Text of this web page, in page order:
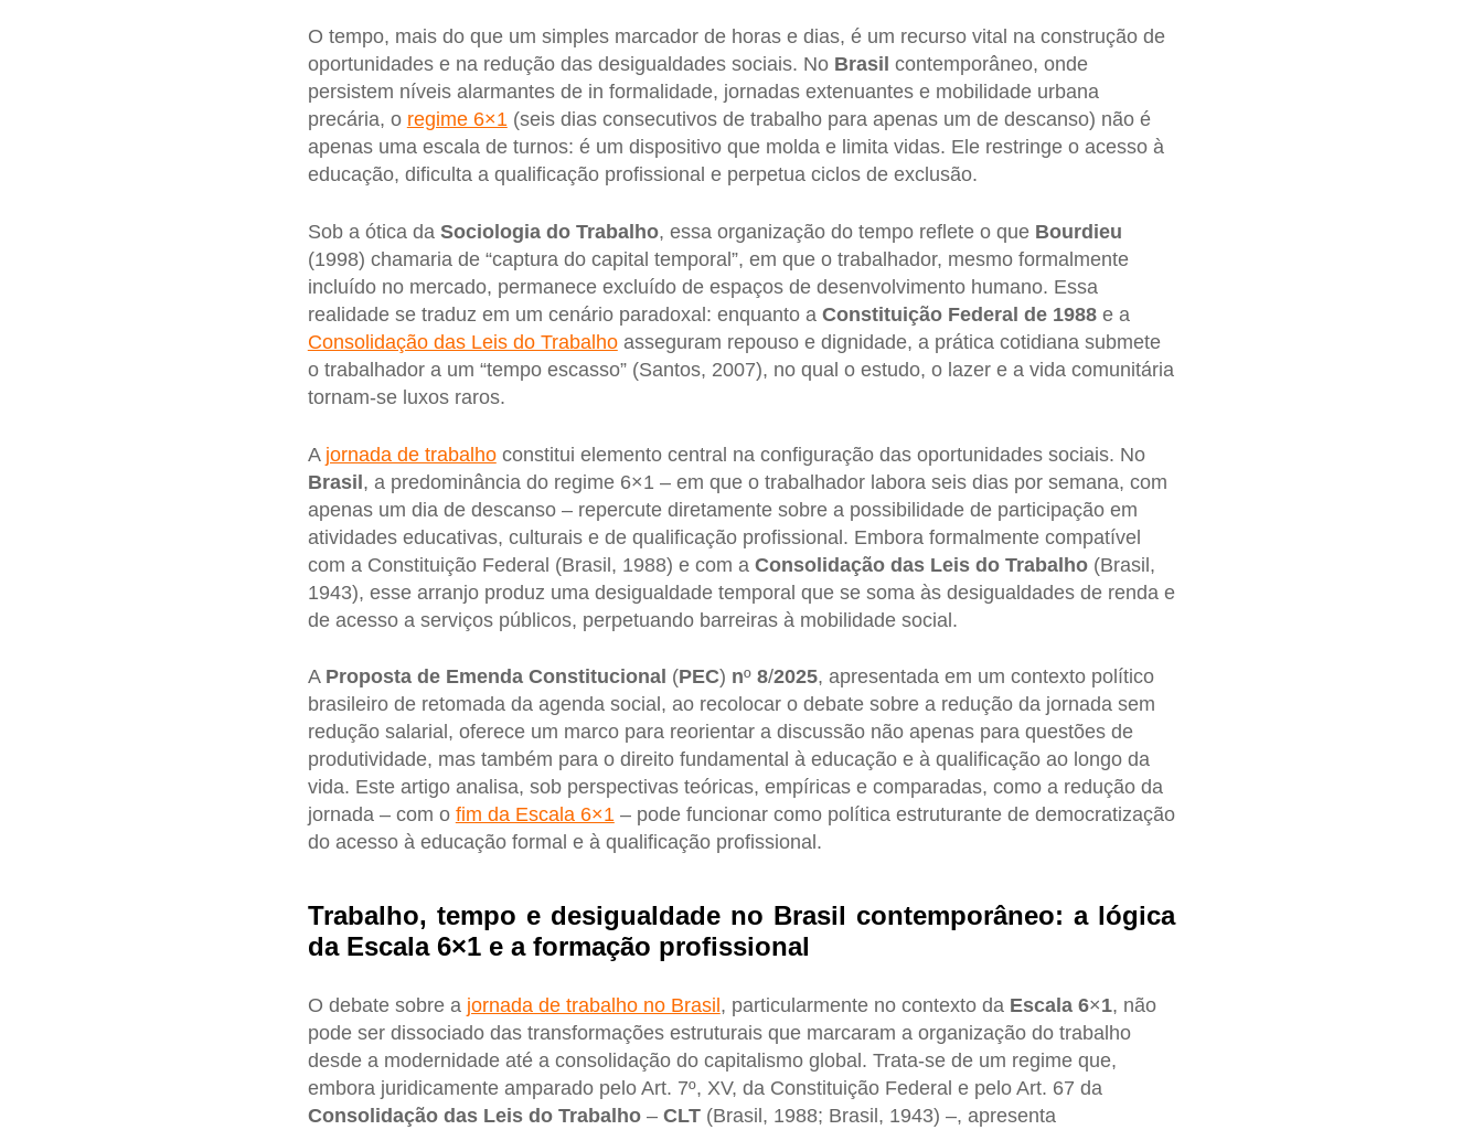
O tempo, mais do que um simples marcador de horas e dias, é um recurso vital na construção de
oportunidades e na redução das desigualdades sociais. No Brasil contemporâneo, onde
persistem níveis alarmantes de in formalidade, jornadas extenuantes e mobilidade urbana
precária, o regime 6×1(seis dias consecutivos de trabalho para apenas um de descanso) não é
apenas uma escala de turnos: é um dispositivo que molda e limita vidas. Ele restringe o acesso à
educação, dificulta a qualificação profissional e perpetua ciclos de exclusão.
Sob a ótica da Sociologia do Trabalho, essa organização do tempo reflete o que Bourdieu
(1998) chamaria de “captura do capital temporal”, em que o trabalhador, mesmo formalmente
incluído no mercado, permanece excluído de espaços de desenvolvimento humano. Essa
realidade se traduz em um cenário paradoxal: enquanto a Constituição Federal de 1988e a
Consolidação das Leis do Trabalhoasseguram repouso e dignidade, a prática cotidiana submete
o trabalhador a um “tempo escasso” (Santos, 2007), no qual o estudo, o lazer e a vida comunitária
tornam-se luxos raros.
A jornada de trabalhoconstitui elemento central na configuração das oportunidades sociais. No
Brasil, a predominância do regime 6×1 – em que o trabalhador labora seis dias por semana, com
apenas um dia de descanso – repercute diretamente sobre a possibilidade de participação em
atividades educativas, culturais e de qualificação profissional. Embora formalmente compatível
com a Constituição Federal (Brasil, 1988) e com a Consolidação das Leis do Trabalho(Brasil,
1943), esse arranjo produz uma desigualdade temporal que se soma às desigualdades de renda e
de acesso a serviços públicos, perpetuando barreiras à mobilidade social.
A Proposta de Emenda Constitucional (PEC) nº8/2025, apresentada em um contexto político
brasileiro de retomada da agenda social, ao recolocar o debate sobre a redução da jornada sem
redução salarial, oferece um marco para reorientar a discussão não apenas para questões de
produtividade, mas também para o direito fundamental à educação e à qualificação ao longo da
vida. Este artigo analisa, sob perspectivas teóricas, empíricas e comparadas, como a redução da
jornada – com o fim da Escala 6×1– pode funcionar como política estruturante de democratização
do acesso à educação formal e à qualificação profissional.
Trabalho, tempo e desigualdade no Brasil contemporâneo: a lógica
da Escala 6×1 e a formação profissional
O debate sobre a jornada de trabalho no Brasil , particularmente no contexto da Escala 6×1, não
pode ser dissociado das transformações estruturais que marcaram a organização do trabalho
desde a modernidade até a consolidação do capitalismo global. Trata-se de um regime que,
embora juridicamente amparado pelo Art. 7º, XV, da Constituição Federal e pelo Art. 67 da
Consolidação das Leis do Trabalho– CLT(Brasil, 1988; Brasil, 1943) –, apresenta